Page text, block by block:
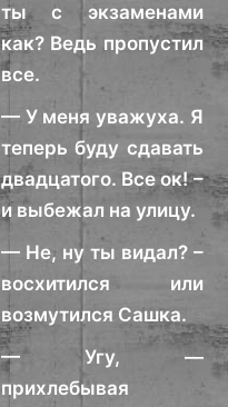
ты с экзаменами
как? Ведь пропустил
все.
— У меня уважуха. Я
теперь буду сдавать
двадцатого. Все ок! –
и выбежал на улицу.
— Не, ну ты видал? –
восхитился или
возмутился Сашка.
— Угу, —
прихлебывая